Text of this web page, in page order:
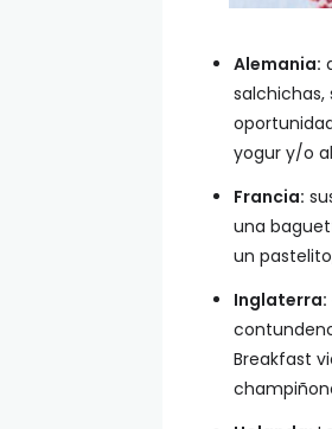
Alemania:
yogur y/o
Francia:
una
un
Inglaterra:
Breakfast